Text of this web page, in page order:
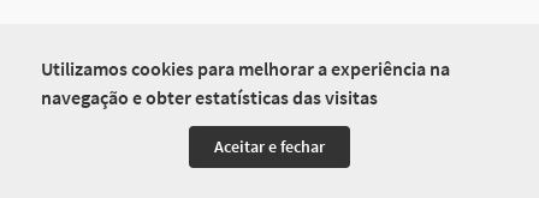
Utilizamos cookies para melhorar a experiência na
navegação e obter estatísticas das visitas
Aceitar e fechar